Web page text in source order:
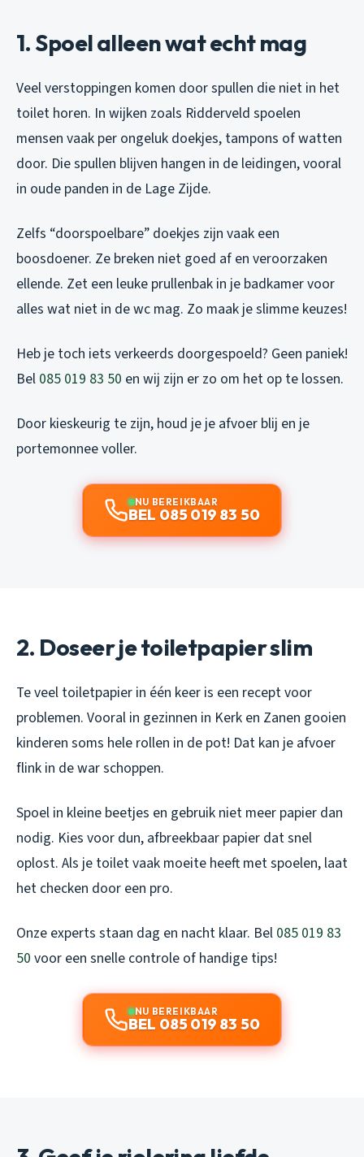
1. Spoel alleen wat echt mag
Veel verstoppingen komen door spullen die niet in het
toilet horen. In wijken zoals Ridderveld spoelen
mensen vaak per ongeluk doekjes, tampons of watten
door. Die spullen blijven hangen in de leidingen, vooral
in oude panden in de Lage Zijde.
Zelfs “doorspoelbare” doekjes zijn vaak een
boosdoener. Ze breken niet goed af en veroorzaken
ellende. Zet een leuke prullenbak in je badkamer voor
alles wat niet in de wc mag. Zo maak je slimme keuzes!
Heb je toch iets verkeerds doorgespoeld? Geen paniek!
Bel 085 019 83 50 en wij zijn er zo om het op te lossen.
Door kieskeurig te zijn, houd je je afvoer blij en je
portemonnee voller.
NU BEREIKBAAR
BEL 085 019 83 50
2. Doseer je toiletpapier slim
Te veel toiletpapier in één keer is een recept voor
problemen. Vooral in gezinnen in Kerk en Zanen gooien
kinderen soms hele rollen in de pot! Dat kan je afvoer
flink in de war schoppen.
Spoel in kleine beetjes en gebruik niet meer papier dan
nodig. Kies voor dun, afbreekbaar papier dat snel
oplost. Als je toilet vaak moeite heeft met spoelen, laat
het checken door een pro.
Onze experts staan dag en nacht klaar. Bel 085 019 83
50 voor een snelle controle of handige tips!
NU BEREIKBAAR
BEL 085 019 83 50